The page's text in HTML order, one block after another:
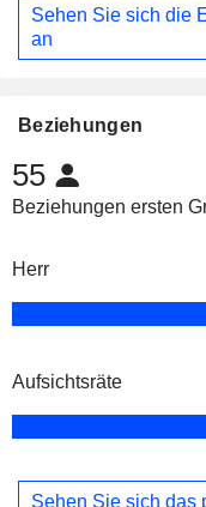
Sehen Sie sich die
an
Beziehungen
55
Beziehungen ersten
Herr
Aufsichtsräte
Sehen Sie sich das